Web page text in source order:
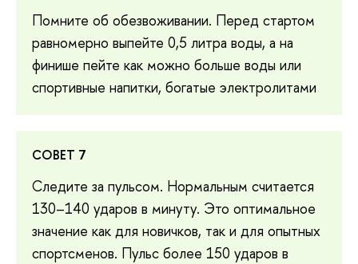
Помните об обезвоживании. Перед стартом
равномерно выпейте 0,5 литра воды, а на
финише пейте как можно больше воды или
спортивные напитки, богатые электролитами
СОВЕТ 7
Следите за пульсом. Нормальным считается
130–140 ударов в минуту. Это оптимальное
значение как для новичков, так и для опытных
спортсменов. Пульс более 150 ударов в